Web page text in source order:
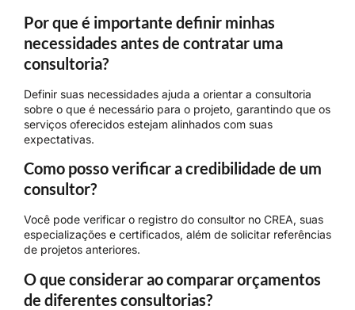
Por que é importante definir minhas
necessidades antes de contratar uma
consultoria?
Definir suas necessidades ajuda a orientar a consultoria
sobre o que é necessário para o projeto, garantindo que os
serviços oferecidos estejam alinhados com suas
expectativas.
Como posso verificar a credibilidade de um
consultor?
Você pode verificar o registro do consultor no CREA, suas
especializações e certificados, além de solicitar referências
de projetos anteriores.
O que considerar ao comparar orçamentos
de diferentes consultorias?